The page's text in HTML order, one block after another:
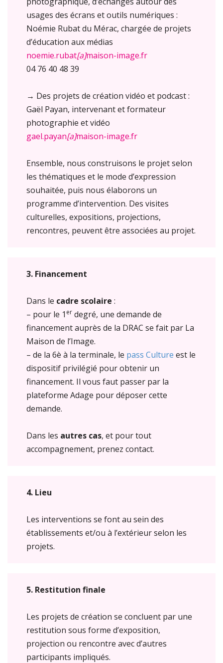
usages des écrans et outils numériques :
Noémie Rubat du Mérac, chargée de projets
d’éducation aux médias
noemie.rubat[a]maison-image.fr
04 76 40 48 39
→ Des projets de création vidéo et podcast :
Gaël Payan, intervenant et formateur
photographie et vidéo
gael.payan[a]maison-image.fr
Ensemble, nous construisons le projet selon
les thématiques et le mode d’expression
souhaitée, puis nous élaborons un
programme d’intervention. Des visites
culturelles, expositions, projections,
rencontres, peuvent être associées au projet.
3. Financement
Dans le cadre scolaire :
– pour le 1 er degré, une demande de
financement auprès de la DRAC se fait par La
Maison de l’Image.
– de la 6è à la terminale, le pass Culture est le
dispositif privilégié pour obtenir un
financement. Il vous faut passer par la
plateforme Adage pour déposer cette
demande.
Dans les autres cas, et pour tout
accompagnement, prenez contact.
4. Lieu
Les interventions se font au sein des
établissements et/ou à l’extérieur selon les
projets.
5. Restitution finale
Les projets de création se concluent par une
restitution sous forme d’exposition,
projection ou rencontre avec d’autres
participants impliqués.